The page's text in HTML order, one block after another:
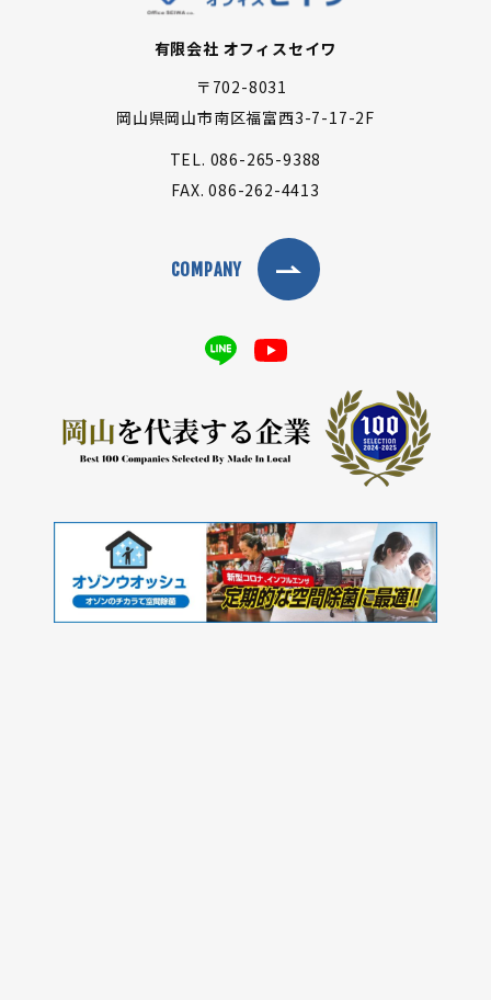
有限会社 オフィスセイワ
〒702-8031
岡山県岡山市南区福富西3-7-17-2F
TEL. 086-265-9388
FAX.086-262-4413
COMPANY